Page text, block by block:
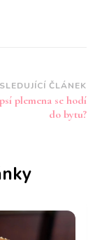
ČLÁNEK
plemena se hodí
do bytu?